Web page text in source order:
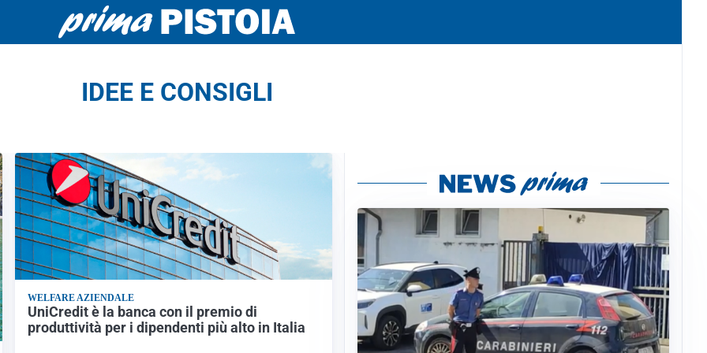
IDEE E CONSIGLI
WELFARE AZIENDALE
UniCredit è la banca con il premio di
produttività per i dipendenti più alto in Italia